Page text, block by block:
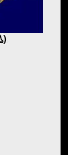
)